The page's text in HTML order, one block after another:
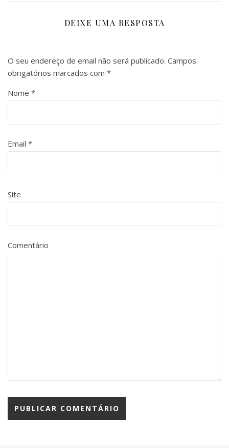
DEIXE UMA RESPOSTA
O seu endereço de email não será publicado. Campos
obrigatórios marcados com *
Nome *
Email *
Site
Comentário